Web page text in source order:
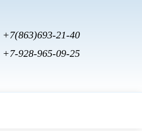
+7(863)693-21-40
+7-928-965-09-25